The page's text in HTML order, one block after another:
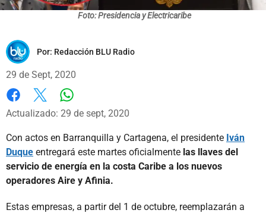
Foto: Presidencia y Electricaribe
Por: Redacción BLU Radio
29 de Sept, 2020
Facebook
X
Actualizado: 29 de sept, 2020
Con actos en Barranquilla y Cartagena, el presidente Iván
Duque entregará este martes oficialmente las llaves del
servicio de energía en la costa Caribe a los nuevos
operadores Aire y Afinia.
Estas empresas, a partir del 1 de octubre, reemplazarán a